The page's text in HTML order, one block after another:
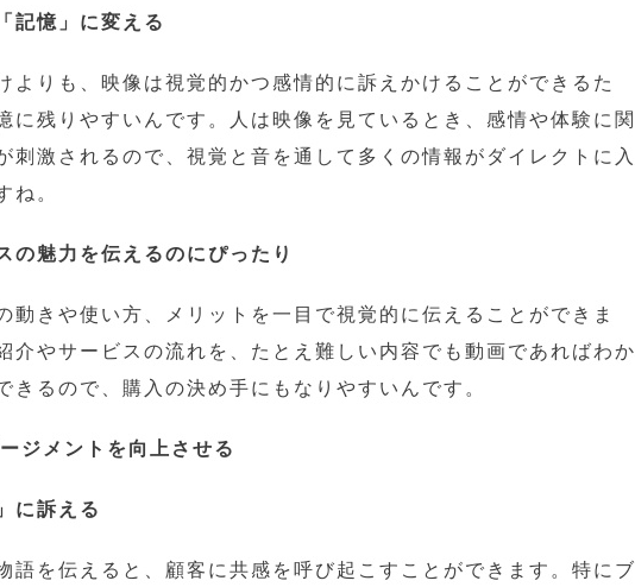
記憶」に変える
よりも、映像は視覚的かつ感情的に訴えかけることができるた
に残りやすいんです。人は映像を見ているとき、感情や体験に関
刺激されるので、視覚と音を通して多くの情報がダイレクトに入
ね。
の魅力を伝えるのにぴったり
動きや使い方、メリットを一目で視覚的に伝えることができま
介やサービスの流れを、たとえ難しい内容でも動画であればわか
きるので、購入の決め手にもなりやすいんです。
ジメントを向上させる
に訴える
語を伝えると、顧客に共感を呼び起こすことができます。特にブ